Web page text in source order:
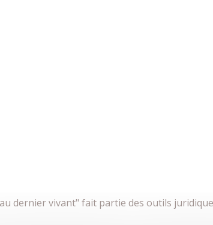
dernier vivant" fait partie des outils